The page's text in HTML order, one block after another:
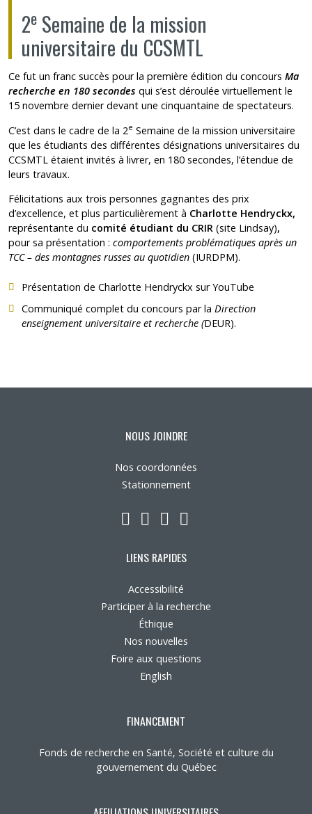
Espace membre
2e Semaine de la mission
universitaire du CCSMTL
Ce fut un franc succès pour la première édition du concours Ma
recherche en 180 secondes qui s’est déroulée virtuellement le
15 novembre dernier devant une cinquantaine de spectateurs.
C’est dans le cadre de la 2e Semaine de la mission universitaire
que les étudiants des différentes désignations universitaires du
CCSMTL étaient invités à livrer, en 180 secondes, l’étendue de
leurs travaux.
Félicitations aux trois personnes gagnantes des prix
d’excellence, et plus particulièrement à Charlotte Hendryckx,
représentante du comité étudiant du CRIR (site Lindsay),
pour sa présentation : comportements problématiques après un
TCC – des montagnes russes au quotidien (IURDPM).
Présentation de Charlotte Hendryckx sur YouTube
Communiqué complet du concours par la Direction
enseignement universitaire et recherche (DEUR).
NOUS JOINDRE
Nos coordonnées
Stationnement
LinkedIn
YouTube
Twitter
LIENS RAPIDES
Accessibilité
Participer à la recherche
Éthique
Nos nouvelles
Foire aux questions
English
FINANCEMENT
Fonds de recherche en Santé, Société et culture du
gouvernement du Québec